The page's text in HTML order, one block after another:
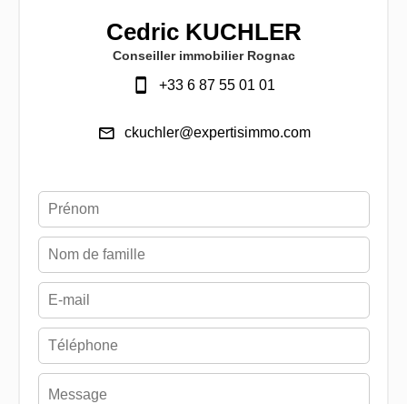
Cedric KUCHLER
Conseiller immobilier Rognac
+33 6 87 55 01 01
ckuchler@expertisimmo.com